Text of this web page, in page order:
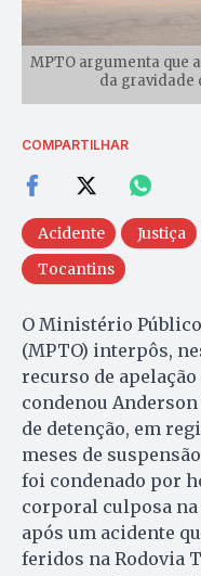
MPTO argumenta que
da gravidade
COMPARTILHAR
Acidente Justiça
Tocantins
O Ministério
(MPTO) interpôs,
recurso de
condenou
de detenção, em
meses de
foi condenado por
corporal culposa
após um acidente
feridos na Rodovia